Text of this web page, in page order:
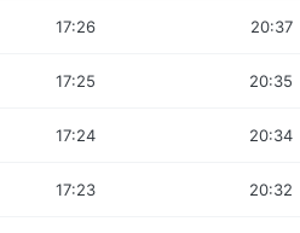
17:26 20:37
17:25 20:35
17:24 20:34
17:23 20:32